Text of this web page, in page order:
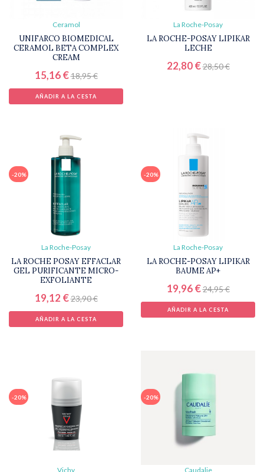
Ceramol
UNIFARCO BIOMEDICAL
CERAMOL BETA COMPLEX
CREAM
15,16 €18,95 €
AÑADIR A LA CESTA
La Roche-Posay
LA ROCHE-POSAY LIPIKAR
LECHE
22,80 €28,50 €
-20%
La Roche-Posay
LA ROCHE POSAY EFFACLAR
GEL PURIFICANTE MICRO-
EXFOLIANTE
19,12 €23,90 €
AÑADIR A LA CESTA
-20%
La Roche-Posay
LA ROCHE-POSAY LIPIKAR
BAUME AP+
19,96 €24,95 €
AÑADIR A LA CESTA
-20%
Vichy
-20%
Caudalie